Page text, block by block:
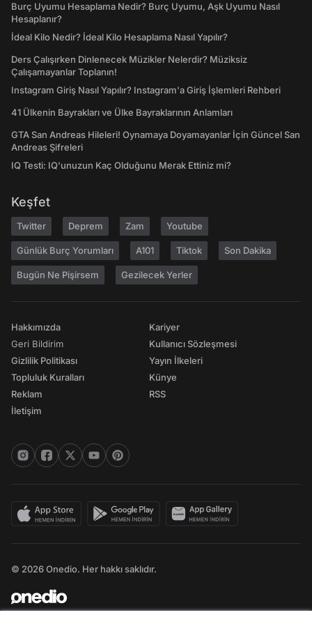
Burç Uyumu Hesaplama Nedir? Burç Uyumu, Aşk Uyumu Nasıl
Hesaplanır?
İdeal Kilo Nedir? İdeal Kilo Hesaplama Nasıl Yapılır?
Ders Çalışırken Dinlenecek Müzikler Nelerdir? Müziksiz
Çalışamayanlar Toplanın!
Instagram Giriş Nasıl Yapılır? Instagram'a Giriş İşlemleri Rehberi
41 Ülkenin Bayrakları ve Ülke Bayraklarının Anlamları
GTA San Andreas Hileleri! Oynamaya Doyamayanlar İçin Güncel San
Andreas Şifreleri
IQ Testi: IQ'unuzun Kaç Olduğunu Merak Ettiniz mi?
Keşfet
Twitter Deprem Zam Youtube
Günlük Burç Yorumları A101 Tiktok Son Dakika
Bugün Ne Pişirsem Gezilecek Yerler
Hakkımızda
Geri Bildirim
Gizlilik Politikası
Topluluk Kuralları
Reklam
İletişim
Kariyer
Kullanıcı Sözleşmesi
Yayın İlkeleri
Künye
RSS
© 2026 Onedio. Her hakkı saklıdır.